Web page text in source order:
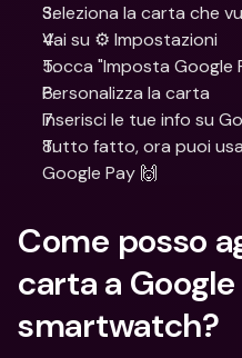
Seleziona la carta che
Vai su ⚙️ Impostazioni
Tocca "Imposta Google
Personalizza la carta
Inserisci le tue info su
Tutto fatto, ora puoi
Google Pay 🙌
Come posso
carta a
smartwatch?